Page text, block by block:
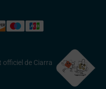
officiel de Ciarra